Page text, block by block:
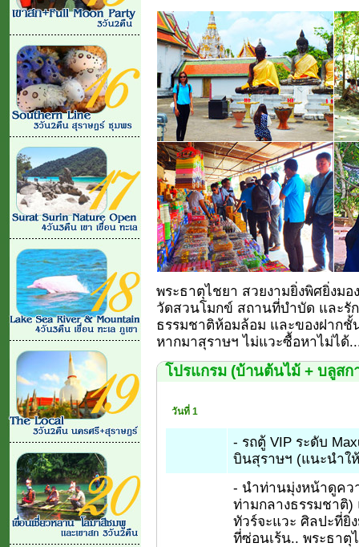
พระธาตุไชยา สวยงามยิ่งพิศยิ่งม
วัดสวนโมกข์ สถานที่บำบัด และรั
ธรรมชาติห้อมล้อม และของฝากชั้
หากมาสุราษฯ ไม่แวะซื้อหาไม่ได้
โปรแกรม (บ้านต้นไม้ + บลูสก
วันที่ 1
- รถตู้ VIP ระดับ
บินสุราษฯ (แนะนำใ
- นำท่านมุ่งหน้าดูคว
ท่ามกลางธรรมชาติ)
ทัวร์จะแวะ ศิลปะที่ยิ่
ที่ซ่อนเร้น.. พระธา